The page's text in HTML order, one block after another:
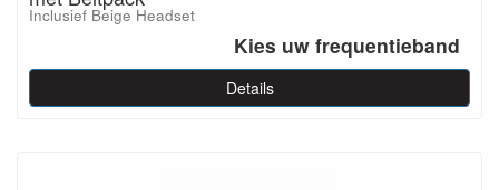
Inclusief Beige Headset
Kies uw frequentieband
Details